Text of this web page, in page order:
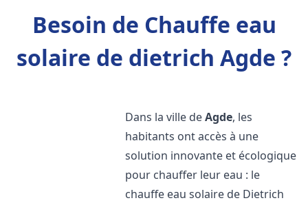
Besoin de Chauffe eau
solaire de dietrich Agde ?
Dans la ville deAgde, les
habitants ont accès à une
solution innovante et écologique
pour chauffer leur eau : le
chauffe eau solaire de Dietrich